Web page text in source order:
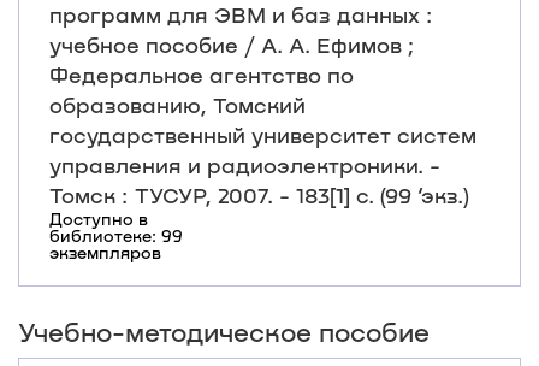
программ для ЭВМ и баз данных :
учебное пособие / А. А. Ефимов ;
Федеральное агентство по
образованию, Томский
государственный университет систем
управления и радиоэлектроники. -
Томск : ТУСУР, 2007. - 183[1] с. (99 ‘экз.)
Доступно в
библиотеке: 99
экземпляров
Учебно-методическое пособие